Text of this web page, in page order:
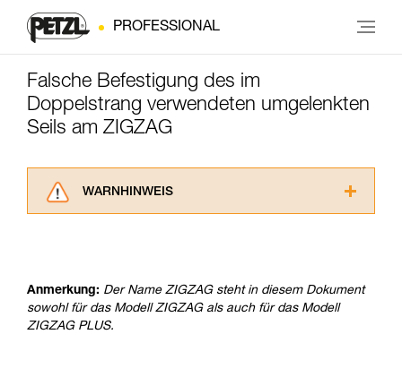
PROFESSIONAL
Falsche Befestigung des im
Doppelstrang verwendeten umgelenkten
Seils am ZIGZAG
WARNHINWEIS
verstehen zu können, müssen Sie zuerst die in
der Gebrauchsanweisung enthaltenen
Informationen richtig verstanden haben.
Anmerkung: Der Name ZIGZAG steht in diesem Dokument
sowohl für das Modell ZIGZAG als auch für das Modell
ZIGZAG PLUS.